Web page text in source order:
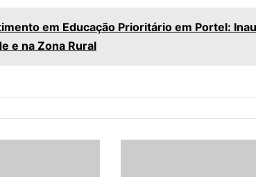
em Educação Prioritário em Portel:
e na Zona Rural